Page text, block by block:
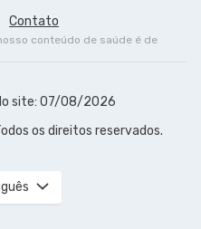
Contato
conteúdo de saúde é de
site: 07/08/2026
os direitos reservados.